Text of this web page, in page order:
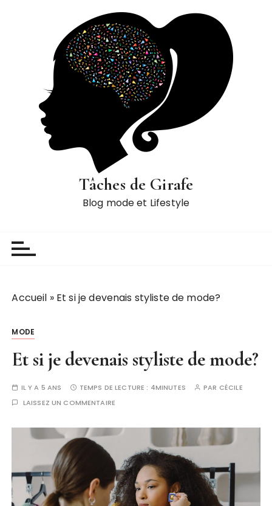
Tâches de Girafe
Blog mode et Lifestyle
Accueil » Et si je devenais styliste de mode?
MODE
Et si je devenais styliste de mode?
IL Y A 5 ANS TEMPS DE LECTURE : 4MINUTES PAR CÉCILE
LAISSEZ UN COMMENTAIRE